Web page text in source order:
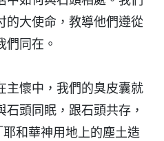
的大使命，教導他們遵從
們同在。
主懷中，我們的臭皮囊就
頭同眠，跟石頭共存，
和華神用地上的塵土造